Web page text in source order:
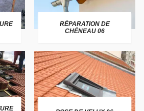
RÉPARATION DE
CHÉNEAU 06